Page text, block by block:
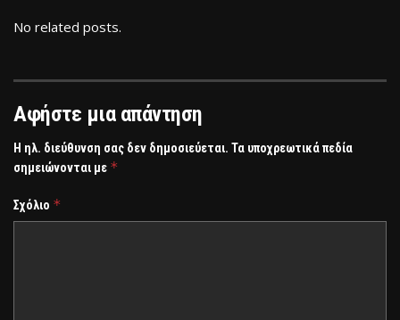
No related posts.
Αφήστε μια απάντηση
Η ηλ. διεύθυνση σας δεν δημοσιεύεται. Τα υποχρεωτικά πεδία
σημειώνονται με *
Σχόλιο *